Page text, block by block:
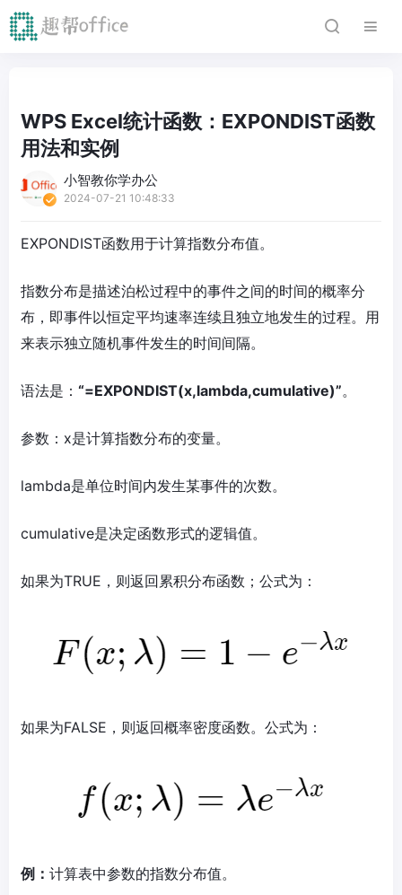
WPS Excel统计函数：EXPONDIST函数
用法和实例
小智教你学办公
2024-07-21 10:48:33
EXPONDIST函数用于计算指数分布值。
指数分布是描述泊松过程中的事件之间的时间的概率分
布，即事件以恒定平均速率连续且独立地发生的过程。用
来表示独立随机事件发生的时间间隔。
语法是： “=EXPONDIST(x,lambda,cumulative)”。
参数：x是计算指数分布的变量。
lambda是单位时间内发生某事件的次数。
cumulative是决定函数形式的逻辑值。
如果为TRUE，则返回累积分布函数；公式为：
如果为FALSE，则返回概率密度函数。公式为：
例： 计算表中参数的指数分布值。